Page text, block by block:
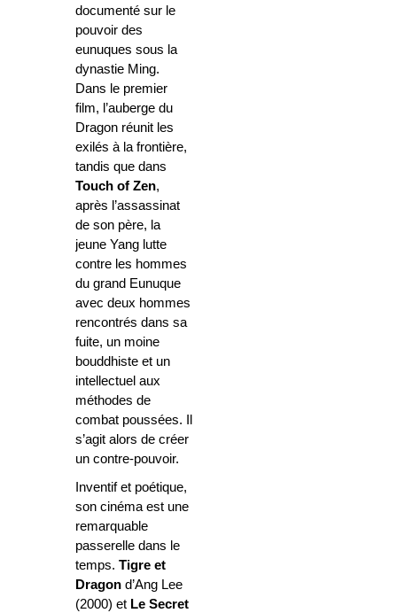
documenté sur le
pouvoir des
eunuques sous la
dynastie Ming.
Dans le premier
film, l’auberge du
Dragon réunit les
exilés à la frontière,
tandis que dans
Touch of Zen,
après l’assassinat
de son père, la
jeune Yang lutte
contre les hommes
du grand Eunuque
avec deux hommes
rencontrés dans sa
fuite, un moine
bouddhiste et un
intellectuel aux
méthodes de
combat poussées. Il
s’agit alors de créer
un contre-pouvoir.
Inventif et poétique,
son cinéma est une
remarquable
passerelle dans le
temps. Tigre et
Dragon d’Ang Lee
(2000) et Le Secret